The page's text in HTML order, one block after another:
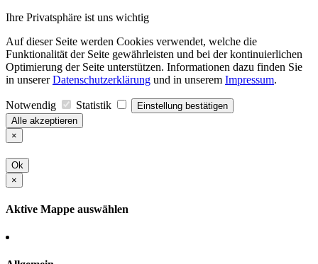
Ihre Privatsphäre ist uns wichtig
Auf dieser Seite werden Cookies verwendet, welche die
Funktionalität der Seite gewährleisten und bei der kontinuierlichen
Optimierung der Seite unterstützen. Informationen dazu finden Sie
in unsererDatenschutzerklärung und in unserem Impressum.
Notwendig Statistik
Einstellung bestätigen
Alle akzeptieren
×
Ok
×
Aktive Mappe auswählen